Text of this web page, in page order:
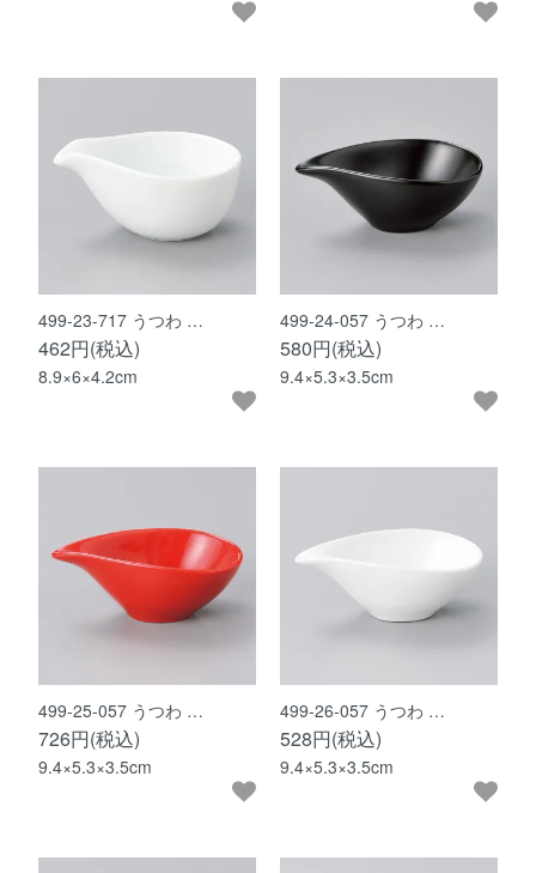
499-23-717 うつわ …
462円(税込)
8.9×6×4.2cm
499-24-057 うつわ …
580円(税込)
9.4×5.3×3.5cm
499-25-057 うつわ …
726円(税込)
9.4×5.3×3.5cm
499-26-057 うつわ …
528円(税込)
9.4×5.3×3.5cm